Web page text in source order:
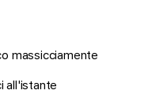
massicciamente
all'istante